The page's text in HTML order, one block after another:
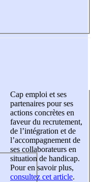
Cap emploi et ses
partenaires pour ses
actions concrètes en
faveur du recrutement,
de l’intégration et de
l’accompagnement de
ses collaborateurs en
situation de handicap.
Pour en savoir plus,
consultez cet article.